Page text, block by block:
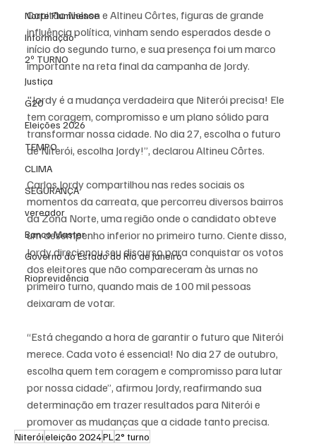
Norte Fluminense
Informação
2º TURNO
Justiça
G20
Eleições 2026
TEMPO
CLIMA
SEGURANÇA
vereador
Banco Master
Governo do Estado do Rio de Janeiro
Rioprevidência
Capitão Nelson e Altineu Côrtes, figuras de grande
influência política, vinham sendo esperados desde o
início do segundo turno, e sua presença foi um marco
importante na reta final da campanha de Jordy.
"Jordy é a mudança verdadeira que Niterói precisa! Ele
tem coragem, compromisso e um plano sólido para
transformar nossa cidade. No dia 27, escolha o futuro
de Niterói, escolha Jordy!”, declarou Altineu Côrtes.
Carlos Jordy compartilhou nas redes sociais os
momentos da carreata, que percorreu diversos bairros
da Zona Norte, uma região onde o candidato obteve
um desempenho inferior no primeiro turno. Ciente disso,
Jordy direcionou seu discurso para conquistar os votos
dos eleitores que não compareceram às urnas no
primeiro turno, quando mais de 100 mil pessoas
deixaram de votar.
“Está chegando a hora de garantir o futuro que Niterói
merece. Cada voto é essencial! No dia 27 de outubro,
escolha quem tem coragem e compromisso para lutar
por nossa cidade”, afirmou Jordy, reafirmando sua
determinação em trazer resultados para Niterói e
promover as mudanças que a cidade tanto precisa.
Niteróieleição 2024PL 2° turno